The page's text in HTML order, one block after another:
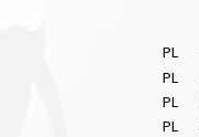
PL
PL
PL
PL